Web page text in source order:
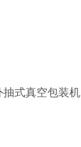
抽式真空包装机